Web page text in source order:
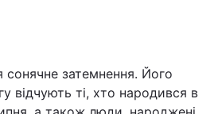
сонячне затемнення. Його
відчують ті, хто народився в